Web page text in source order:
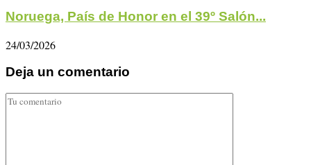
Noruega, País de Honor en el 39º Salón...
24/03/2026
Deja un comentario